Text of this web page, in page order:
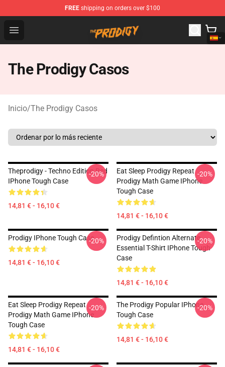
FREE shipping on orders over $100
Open menu
The Prodigy Store - Official The Prodigy Merchandise
The Prodigy Casos
Inicio/The Prodigy Casos
Theprodigy - Techno Edition Red
IPhone Tough Case
14,81 € - 16,10 €
-20%
Eat Sleep Prodigy Repeat
Prodigy Math Game IPhone
Tough Case
14,81 € - 16,10 €
-20%
Prodigy IPhone Tough Case
14,81 € - 16,10 €
-20%
Prodigy Defintion Alternate
Essential T-Shirt IPhone Tough
Case
14,81 € - 16,10 €
-20%
Eat Sleep Prodigy Repeat
Prodigy Math Game IPhone
Tough Case
14,81 € - 16,10 €
-20%
The Prodigy Popular IPhone
Tough Case
14,81 € - 16,10 €
-20%